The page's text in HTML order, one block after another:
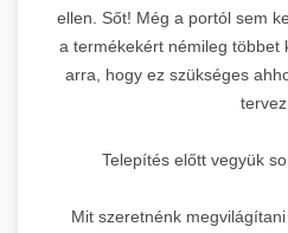
ellen. Sőt! Még a portól sem
a termékekért némileg többet
arra, hogy ez szükséges
tervez.
Telepítés előtt vegyük
Mit szeretnénk